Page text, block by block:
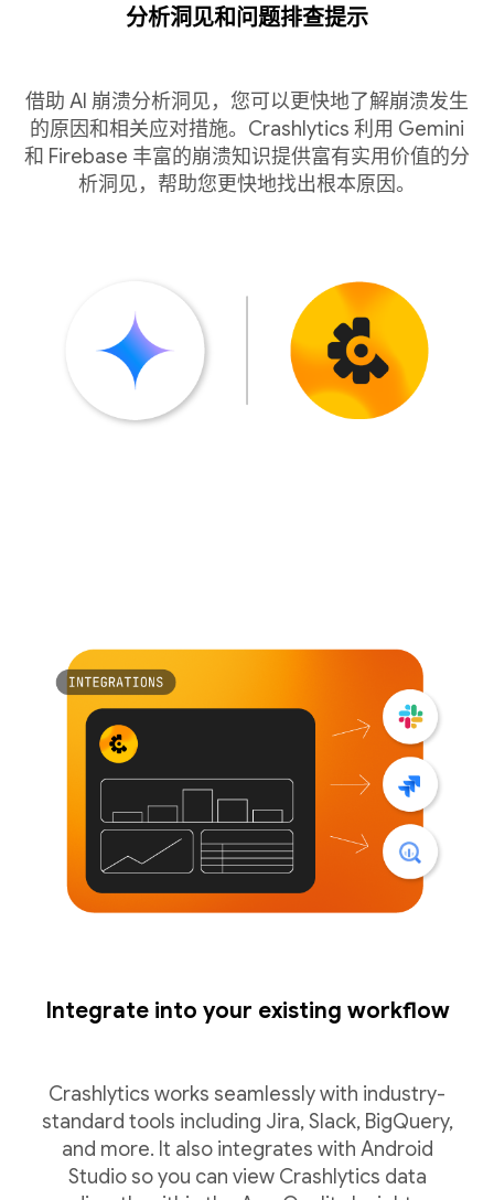
分析洞见和问题排查提示
借助 AI 崩溃分析洞见，您可以更快地了解崩溃发生
的原因和相关应对措施。Crashlytics 利用 Gemini
和 Firebase 丰富的崩溃知识提供富有实用价值的分
析洞见，帮助您更快地找出根本原因。
Integrate into your existing workflow
Crashlytics works seamlessly with industry-
standard tools including Jira, Slack, BigQuery,
and more. It also integrates with Android
Studio so you can view Crashlytics data